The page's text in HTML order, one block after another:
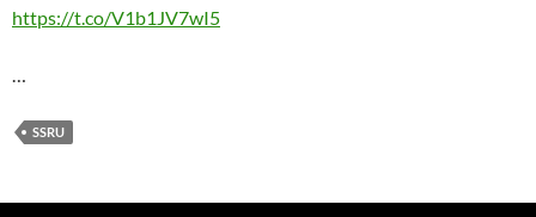
https://t.co/V1b1JV7wI5
SSRU